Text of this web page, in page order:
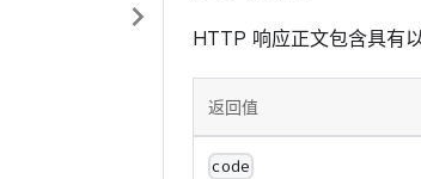
HTTP 响应正文包含具有
返回值
code